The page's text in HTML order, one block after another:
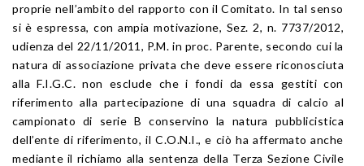
proprie nell’ambito del rapporto con il Comitato. In tal senso
si è espressa, con ampia motivazione, Sez. 2, n. 7737/2012,
udienza del 22/11/2011, P.M. in proc. Parente, secondo cui la
natura di associazione privata che deve essere riconosciuta
alla F.I.G.C. non esclude che i fondi da essa gestiti con
riferimento alla partecipazione di una squadra di calcio al
campionato di serie B conservino la natura pubblicistica
dell’ente di riferimento, il C.O.N.I., e ciò ha affermato anche
mediante il richiamo alla sentenza della Terza Sezione Civile